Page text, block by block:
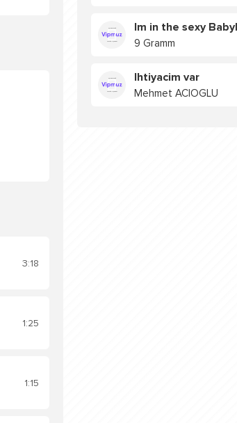
3:18
1:25
1:15
9 Gramm
Ihtiyacim var
Mehmet ACIOGLU